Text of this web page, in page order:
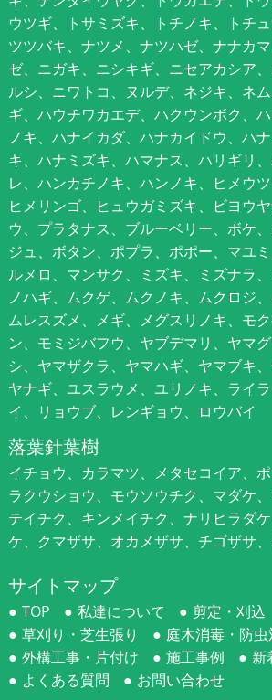
ウツギ、トサミズキ、トチノキ、トチ
ツツバキ、ナツメ、ナツハゼ、ナナカ
ゼ、ニガキ、ニシキギ、ニセアカシア
ルシ、ニワトコ、ヌルデ、ネジキ、ネ
ギ、ハウチワカエデ、ハクウンボク、
ノキ、ハナイカダ、ハナカイドウ、ハ
キ、ハナミズキ、ハマナス、ハリギリ
レ、ハンカチノキ、ハンノキ、ヒメウツ
ヒメリンゴ、ヒュウガミズキ、ビヨウ
ウ、プラタナス、ブルーベリー、ボケ
ジュ、ボタン、ポプラ、ポポー、マユ
ルメロ、マンサク、ミズキ、ミズナラ
ノハギ、ムクゲ、ムクノキ、ムクロジ、
ムレスズメ、メギ、メグスリノキ、モ
ン、モミジバフウ、ヤブデマリ、ヤマ
シ、ヤマザクラ、ヤマハギ、ヤマブキ
ヤナギ、ユスラウメ、ユリノキ、ライ
イ、リョウブ、レンギョウ、ロウバイ
落葉針葉樹
イチョウ、カラマツ、メタセコイア、ポ
ラクウショウ、モウソウチク、マダケ
テイチク、キンメイチク、ナリヒラダ
ケ、クマザサ、オカメザサ、チゴザサ
サイトマップ
TOP 私達について 剪定・刈込
草刈り・芝生張り
庭木消毒・防
外構工事・片付け
施工事例
新
よくある質問
お問い合わせ